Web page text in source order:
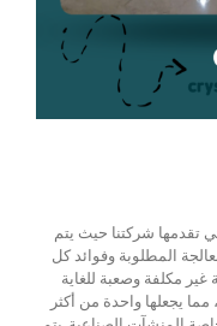
تقدمها شركتنا حيث يتم
المطلوبة وفوائد كل
مكلفة وصعبة للغاية
يجعلها واحدة من أكثر